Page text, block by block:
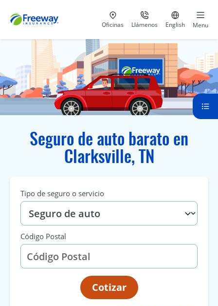
Visita nuestras
Oficinas Llámenos
al 800-441-5533
Ir al sitio
English Menu
Seguro de auto barato en
Clarksville, TN
Tipo de seguro o servicio
Código Postal
Cotizar